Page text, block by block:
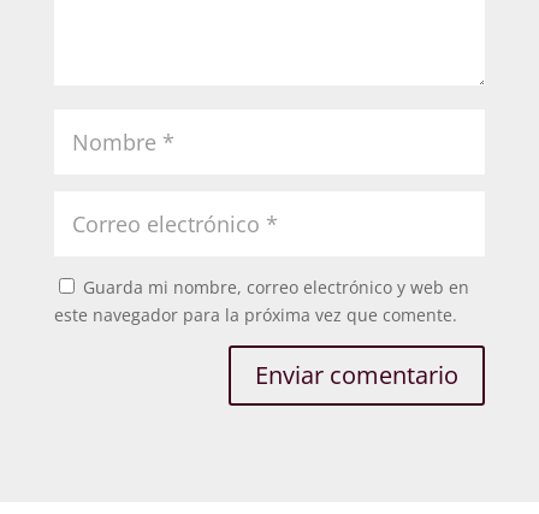
Guarda mi nombre, correo electrónico y web en
este navegador para la próxima vez que comente.
Enviar comentario